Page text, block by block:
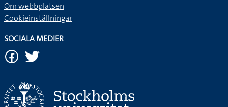
Om webbplatsen
Cookieinställningar
SOCIALA MEDIER